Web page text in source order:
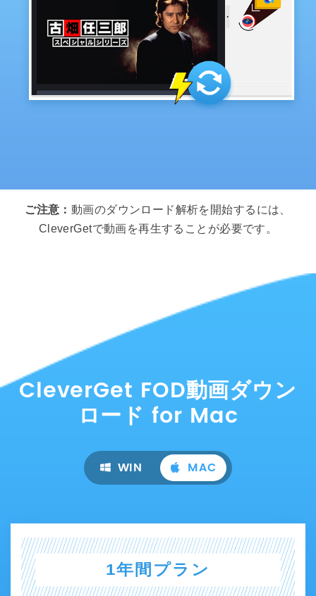
ご注意： 動画のダウンロード解析を開始するには、
CleverGetで動画を再生することが必要です。
CleverGet FOD動画ダウン
ロード for Mac
WIN MAC
1年間プラン